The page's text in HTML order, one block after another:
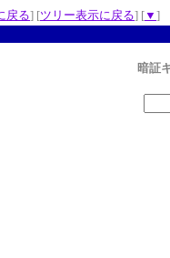
戻る] [ツリー表示に戻る] [▼ ]
暗証